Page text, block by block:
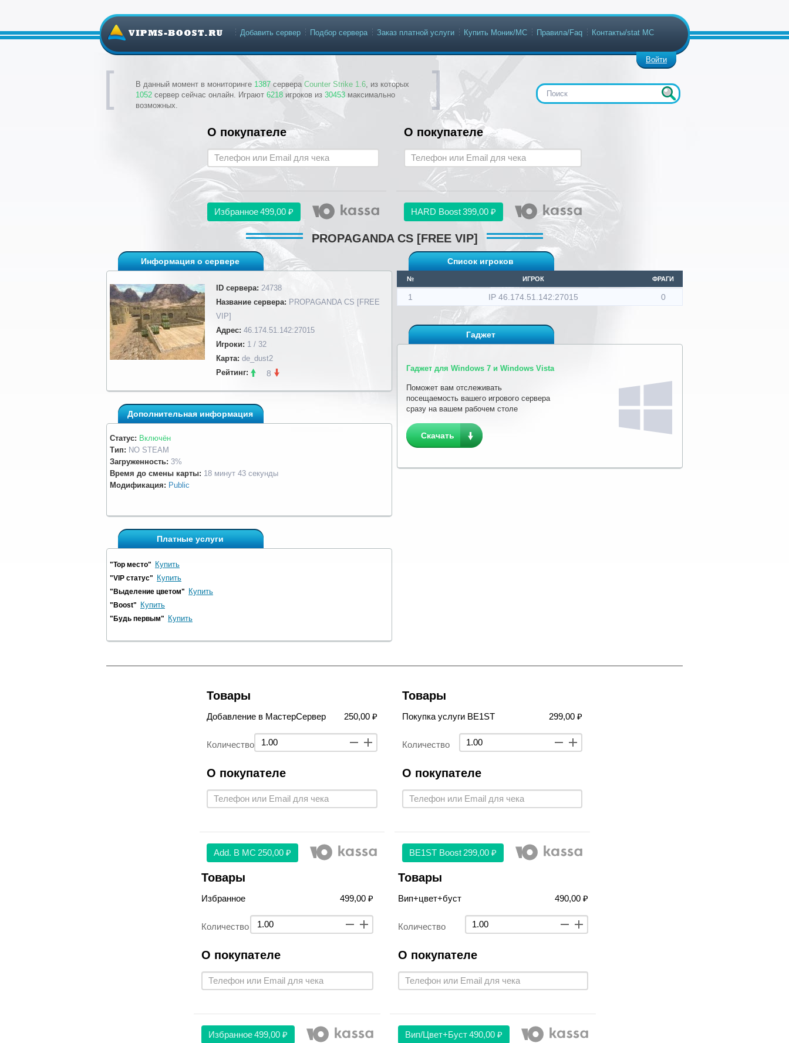
В данный момент в мониторинге 1387 сервера Counter Strike 1.6, из которых
1052 сервер сейчас онлайн. Играют 6218 игроков из 30453 максимально
возможных.
Войти
Добавить сервер Подбор сервера Заказ платной услуги Купить Моник/МС Правила/Faq Контакты/stat МС
О покупателе
Избранное499,00 ₽
О покупателе
HARD Boost399,00 ₽
PROPAGANDA CS [FREE VIP]
Информация о сервере
ID сервера: 24738
Название сервера: PROPAGANDA CS [FREE
VIP]
Адрес: 46.174.51.142:27015
Игроки: 1 / 32
Карта: de_dust2
Рейтинг:
8
Дополнительная информация
Статус: Включён
Тип: NO STEAM
Загруженность: 3%
Время до смены карты: 18 минут 43 секунды
Модификация: Public
Платные услуги
"Top место" Купить
"VIP статус" Купить
"Выделение цветом" Купить
"Boost" Купить
"Будь первым" Купить
Список игроков
№ ИГРОК ФРАГИ
1 IP 46.174.51.142:27015 0
Гаджет
Гаджет для Windows 7 и Windows Vista
Поможет вам отслеживать
посещаемость вашего игрового сервера
сразу на вашем рабочем столе
Скачать
Товары
Добавление в МастерСервер 250,00 ₽
Количество
О покупателе
Аdd. В МС 250,00 ₽
Товары
Покупка услуги BE1ST 299,00 ₽
Количество
О покупателе
BE1ST Boost 299,00 ₽
Товары
Избранное 499,00 ₽
Количество
О покупателе
Избранное 499,00 ₽
Товары
Вип+цвет+буст 490,00 ₽
Количество
О покупателе
Вип/цвет+буст 490,00 ₽